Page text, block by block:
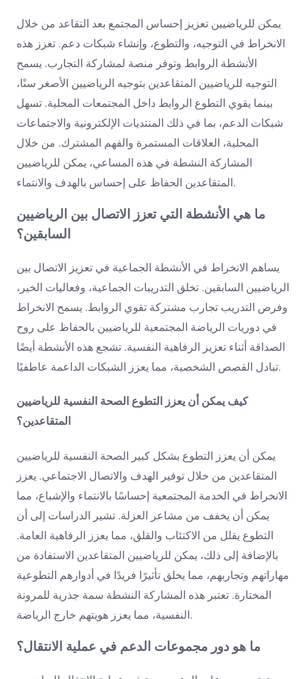
يمكن للرياضيين تعزيز إحساس المجتمع بعد التقاعد من خلال
الانخراط في التوجيه، والتطوع، وإنشاء شبكات دعم. تعزز هذه
الأنشطة الروابط وتوفر منصة لمشاركة التجارب. يسمح
التوجيه للرياضيين المتقاعدين بتوجيه الرياضيين الأصغر سنًا،
بينما يقوي التطوع الروابط داخل المجتمعات المحلية. تسهل
شبكات الدعم، بما في ذلك المنتديات الإلكترونية والاجتماعات
المحلية، العلاقات المستمرة والفهم المشترك. من خلال
المشاركة النشطة في هذه المساعي، يمكن للرياضيين
المتقاعدين الحفاظ على إحساس بالهدف والانتماء.
ما هي الأنشطة التي تعزز الاتصال بين الرياضيين
السابقين؟
يساهم الانخراط في الأنشطة الجماعية في تعزيز الاتصال بين
الرياضيين السابقين. تخلق التدريبات الجماعية، وفعاليات الخير،
وفرص التدريب تجارب مشتركة تقوي الروابط. يسمح الانخراط
في دوريات الرياضة المجتمعية للرياضيين بالحفاظ على روح
الصداقة أثناء تعزيز الرفاهية النفسية. تشجع هذه الأنشطة أيضًا
تبادل القصص الشخصية، مما يعزز الشبكات الداعمة عاطفيًا.
كيف يمكن أن يعزز التطوع الصحة النفسية للرياضيين
المتقاعدين؟
يمكن أن يعزز التطوع بشكل كبير الصحة النفسية للرياضيين
المتقاعدين من خلال توفير الهدف والاتصال الاجتماعي. يعزز
الانخراط في الخدمة المجتمعية إحساسًا بالانتماء والإشباع، مما
يمكن أن يخفف من مشاعر العزلة. تشير الدراسات إلى أن
التطوع يقلل من الاكتئاب والقلق، مما يعزز الرفاهية العامة.
بالإضافة إلى ذلك، يمكن للرياضيين المتقاعدين الاستفادة من
مهاراتهم وتجاربهم، مما يخلق تأثيرًا فريدًا في أدوارهم التطوعية
المختارة. تعتبر هذه المشاركة النشطة سمة جذرية للمرونة
النفسية، مما يعزز هويتهم خارج الرياضة.
ما هو دور مجموعات الدعم في عملية الانتقال؟